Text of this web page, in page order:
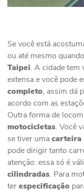
Se você está
ou até mesmo
Taipei. A cidade tem
extensa e você pode
completo, assim dá
acordo com as
Outra forma de
motocicletas. Você
se tiver umacarteira
pode dirigir tanto
atenção: essa só é
cilindradas. Para
terespecificação